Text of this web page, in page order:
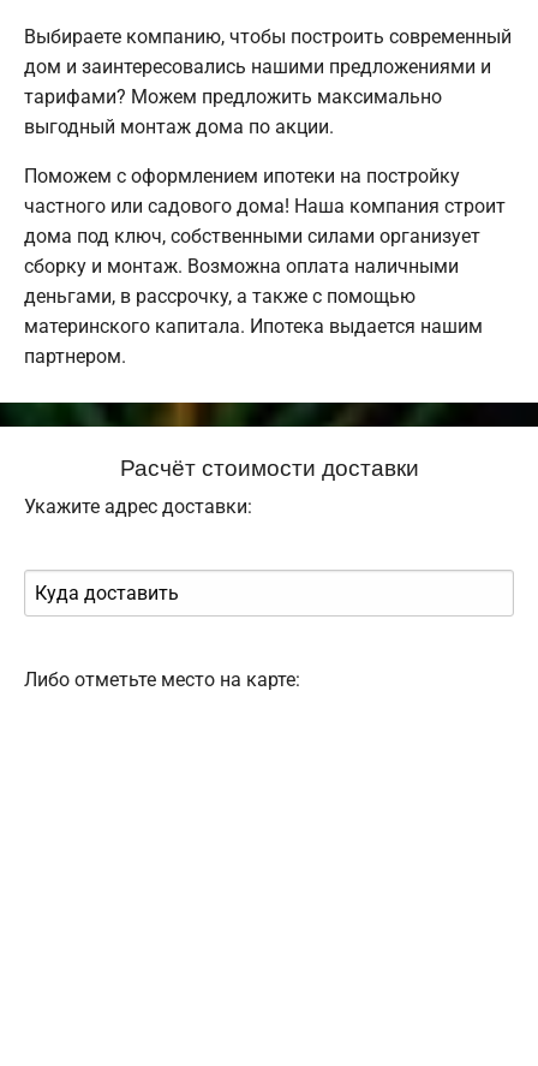
Выбираете компанию, чтобы построить современный
дом и заинтересовались нашими предложениями и
тарифами? Можем предложить максимально
выгодный монтаж дома по акции.
Поможем с оформлением ипотеки на постройку
частного или садового дома! Наша компания строит
дома под ключ, собственными силами организует
сборку и монтаж. Возможна оплата наличными
деньгами, в рассрочку, а также с помощью
материнского капитала. Ипотека выдается нашим
партнером.
Расчёт стоимости доставки
Укажите адрес доставки:
Либо отметьте место на карте: